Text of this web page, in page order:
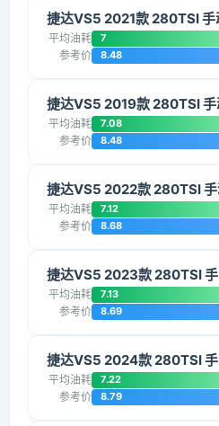
捷达VS5 2021款 280TSI 手
平均油耗 7
参考价 8.48
捷达VS5 2019款 280TSI 手
平均油耗 7.08
参考价 8.48
捷达VS5 2022款 280TSI
平均油耗 7.12
参考价 8.68
捷达VS5 2023款 280TSI
平均油耗 7.13
参考价 8.69
捷达VS5 2024款 280TSI
平均油耗 7.22
参考价 8.79